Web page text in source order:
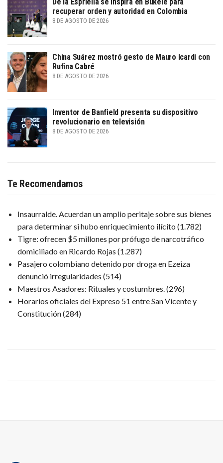
recuperar orden y autoridad en Colombia
8 DE AGOSTO DE 2026
China Suárez mostró gesto de Mauro Icardi con
Rufina Cabré
8 DE AGOSTO DE 2026
Inventor de Banfield presenta su dispositivo
revolucionario en televisión
8 DE AGOSTO DE 2026
Te Recomendamos
Insaurralde. Acuerdan un amplio peritaje sobre sus bienes
para determinar si hubo enriquecimiento ilícito (1.782)
Tigre: ofrecen $5 millones por prófugo de narcotráfico
domiciliado en Ricardo Rojas (1.287)
Pasajero colombiano detenido por droga en Ezeiza
denunció irregularidades (514)
Maestros Asadores: Rituales y costumbres.(296)
Horarios oficiales del Expreso 51 entre San Vicente y
Constitución(284)